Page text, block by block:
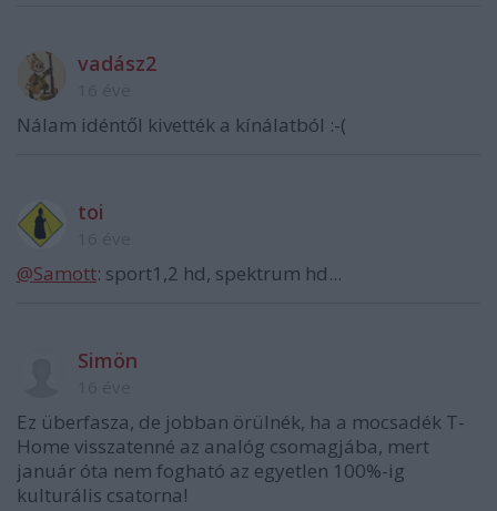
vadász2
Nálam idéntől kivették a kínálatból :-(
toi
@Samott: sport1,2 hd, spektrum hd...
Simön
Ez überfasza, de jobban örülnék, ha a mocsadék T-
Home visszatenné az analóg csomagjába, mert
január óta nem fogható az egyetlen 100%-ig
kulturális csatorna!